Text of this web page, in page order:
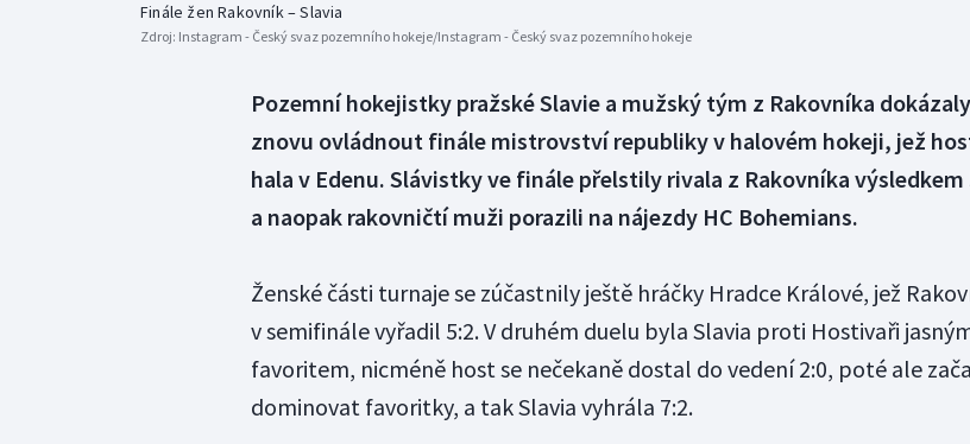
Finále žen Rakovník – Slavia
Zdroj: Instagram - Český svaz pozemního hokeje/Instagram - Český svaz pozemního hokeje
Pozemní hokejistky pražské Slavie a mužský tým z Rakovníka dokázaly
znovu ovládnout finále mistrovství republiky v halovém hokeji, jež
hala v Edenu. Slávistky ve finále přelstily rivala z Rakovníka výsledkem
a naopak rakovničtí muži porazili na nájezdy HC Bohemians.
Ženské části turnaje se zúčastnily ještě hráčky Hradce Králové, jež
v semifinále vyřadil 5:2. V druhém duelu byla Slavia proti Hostivaři
favoritem, nicméně host se nečekaně dostal do vedení 2:0, poté ale
dominovat favoritky, a tak Slavia vyhrála 7:2.